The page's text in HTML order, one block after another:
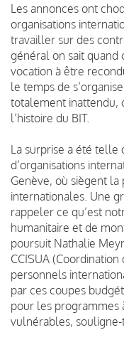
Les annonces ont
organisations
travailler sur des
général on sait quand
vocation à être
le temps de
totalement inattendu,
l’histoire du BIT.
La surprise a été telle
d’organisations
Genève, où siègent
internationales. Une
rappeler ce qu’est
humanitaire et de
poursuit Nathalie
CCISUA
personnels
par ces coupes
pour les programmes
vulnérables, souligne-